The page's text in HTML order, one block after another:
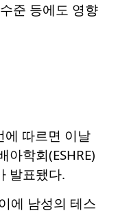
준 등에도 영향
에 따르면 이날
아학회(ESHRE)
발표됐다.
에 남성의 테스